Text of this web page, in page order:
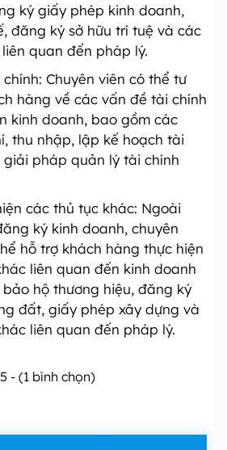
ký giấy phép kinh doanh,
đăng ký sở hữu trí tuệ và các
quan đến pháp lý.
Chuyên viên có thể tư
hàng về các vấn đề tài chính
kinh doanh, bao gồm các
thu nhập, lập kế hoạch tài
giải pháp quản lý tài chính
các thủ tục khác: Ngoài
ký kinh doanh, chuyên
hỗ trợ khách hàng thực hiện
liên quan đến kinh doanh
hộ thương hiệu, đăng ký
đất, giấy phép xây dựng và
liên quan đến pháp lý.
- (1 bình chọn)